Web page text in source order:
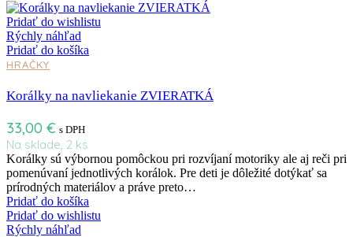
Pridať do wishlistu
Rýchly náhľad
Pridať do košíka
HRAČKY
Korálky na navliekanie ZVIERATKÁ
33,00 € s DPH
Na sklade, 2 ks
Korálky sú výbornou pomôckou pri rozvíjaní motoriky ale aj reči pri
pomenúvaní jednotlivých korálok. Pre deti je dôležité dotýkať sa
prírodných materiálov a práve preto…
Pridať do košíka
Pridať do wishlistu
Rýchly náhľad